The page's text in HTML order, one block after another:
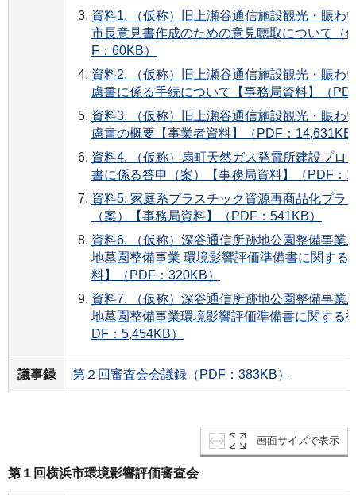
資料1. （仮称）旧上瀬谷通信施設観光・賑わ
市長意見書作成のための意見聴取について（
F：60KB）
資料2. （仮称）旧上瀬谷通信施設観光・賑わ
慮書に係る手続について【事務局資料】（
資料3. （仮称）旧上瀬谷通信施設観光・賑わ
慮書の概要【事業者資料】（PDF：14,631KB
資料4. （仮称）扇町天然ガス発電所建設プロ
書に係る答申（案）【事務局資料】（PDF：
資料5. 家庭系プラスチック資源再商品化プラ
（案）【事務局資料】（PDF：541KB）
資料6. （仮称）深谷通信所跡地公園整備事業
地墓園整備事業 環境影響評価準備書に関する
料】（PDF：320KB）
資料7. （仮称）深谷通信所跡地公園整備事業
地墓園整備事業環境影響評価準備書に関する
DF：5,454KB）
議事録 第２回審査会会議録（PDF：383KB）
画面サイズで表示
第１回横浜市環境影響評価審査会